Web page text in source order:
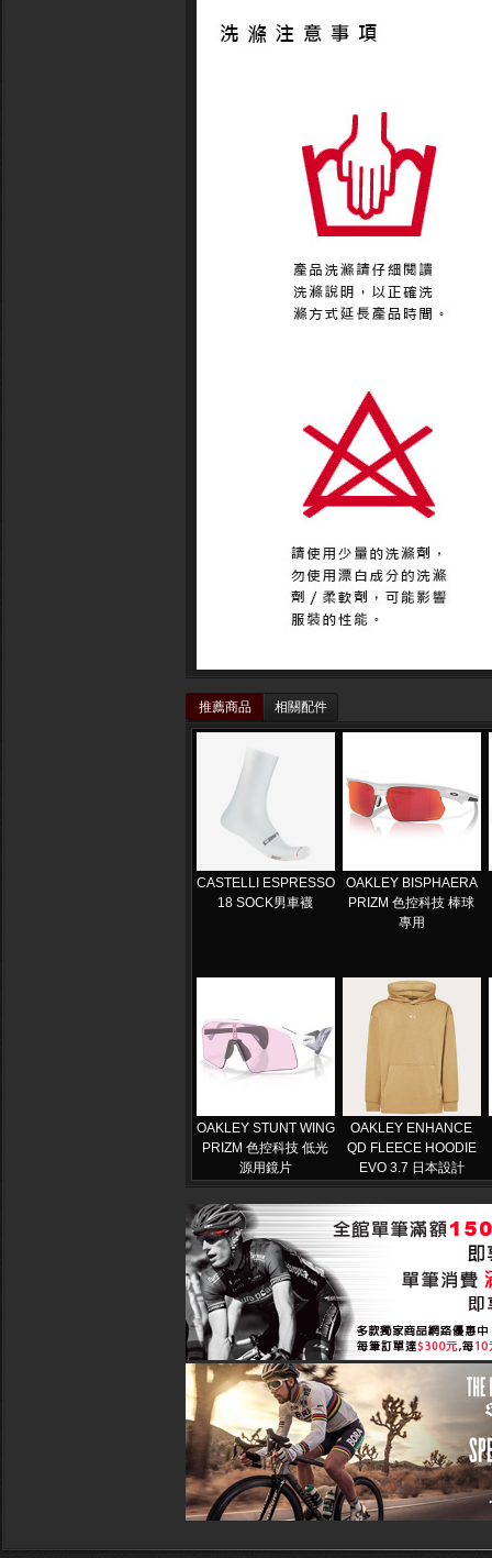
推薦商品 相關配件
CASTELLI ESPRESSO
18 SOCK男車襪
OAKLEY BISPHAERA
PRIZM 色控科技 棒球
專用
OAKLEY STUNT WING
PRIZM 色控科技 低光
源用鏡片
OAKLEY ENHANCE
QD FLEECE HOODIE
EVO 3.7 日本設計